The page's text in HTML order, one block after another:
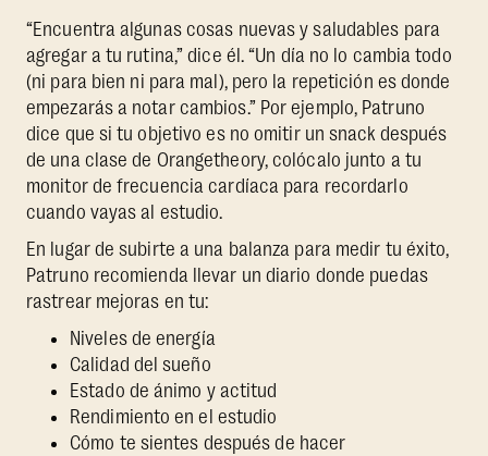
“Encuentra algunas cosas nuevas y saludables para
agregar a tu rutina,” dice él. “Un día no lo cambia todo
(ni para bien ni para mal), pero la repetición es donde
empezarás a notar cambios.” Por ejemplo, Patruno
dice que si tu objetivo es no omitir un snack después
de una clase de Orangetheory, colócalo junto a tu
monitor de frecuencia cardíaca para recordarlo
cuando vayas al estudio.
En lugar de subirte a una balanza para medir tu éxito,
Patruno recomienda llevar un diario donde puedas
rastrear mejoras en tu:
Niveles de energía
Calidad del sueño
Estado de ánimo y actitud
Rendimiento en el estudio
Cómo te sientes después de hacer